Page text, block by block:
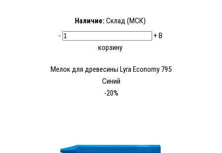
Наличие: Склад (МСК)
-
+В
корзину
Мелок для древесины Lyra Economy 795
Синий
-20%